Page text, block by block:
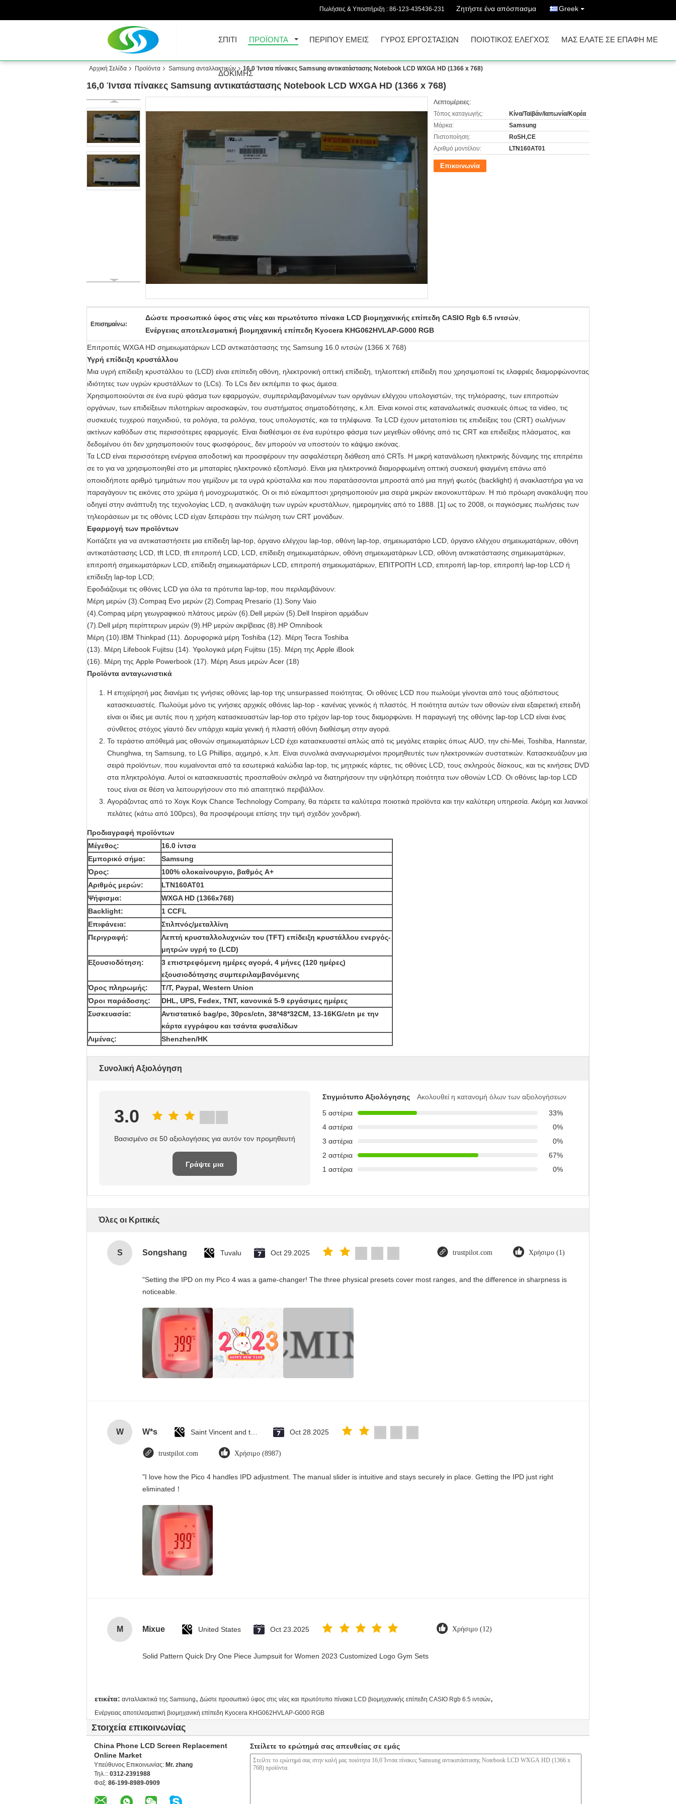
Πωλήσεις & Υποστήριξη : 86-123-435436-231 Ζητήστε ένα απόσπασμα Greek
ΣΠΊΤΙ ΠΡΟΪΌΝΤΑ ΠΕΡΊΠΟΥ ΕΜΕΊΣ ΓΎΡΟΣ ΕΡΓΟΣΤΑΣΊΩΝ ΠΟΙΟΤΙΚΌΣ ΈΛΕΓΧΟΣ ΜΑΣ ΕΛΆΤΕ ΣΕ ΕΠΑΦΉ ΜΕ
ΔΟΚΙΜΉΣ
Αρχική Σελίδα Προϊόντα Samsung ανταλλακτικών 16,0 Ίντσα πίνακες Samsung αντικατάστασης Notebook LCD WXGA HD (1366 x 768)
16,0 Ίντσα πίνακες Samsung αντικατάστασης Notebook LCD WXGA HD (1366 x 768)
Λεπτομέρειες:
Τόπος καταγωγής:
Κίνα/Ταϊβάν/Ιαπωνία/Κορέα
Μάρκα:
Samsung
Πιστοποίηση:
RoSH,CE
Αριθμό μοντέλου:
LTN160AT01
Επικοινωνία
Επισημαίνω:
Δώστε προσωπικό ύφος στις νέες και πρωτότυπο πίνακα LCD βιομηχανικής επίπεδη CASIO Rgb 6.5 ιντσών,
Ενέργειας αποτελεσματική βιομηχανική επίπεδη Kyocera KHG062HVLAP-G000 RGB
Επιτροπές WXGA HD σημειωματάριων LCD αντικατάστασης της Samsung 16.0 ιντσών (1366 X 768)
Υγρή επίδειξη κρυστάλλου
Μια υγρή επίδειξη κρυστάλλου το (LCD) είναι επίπεδη οθόνη, ηλεκτρονική οπτική επίδειξη, τηλεοπτική επίδειξη που χρησιμοποιεί τις ελαφριές διαμορφώνοντας
ιδιότητες των υγρών κρυστάλλων το (LCs). Το LCs δεν εκπέμπει το φως άμεσα.
Χρησιμοποιούνται σε ένα ευρύ φάσμα των εφαρμογών, συμπεριλαμβανομένων των οργάνων ελέγχου υπολογιστών, της τηλεόρασης, των επιτροπών
οργάνων, των επιδείξεων πιλοτηρίων αεροσκαφών, του συστήματος σηματοδότησης, κ.λπ. Είναι κοινοί στις καταναλωτικές συσκευές όπως τα video, τις
συσκευές τυχερού παιχνιδιού, τα ρολόγια, τα ρολόγια, τους υπολογιστές, και τα τηλέφωνα. Τα LCD έχουν μετατοπίσει τις επιδείξεις του (CRT) σωλήνων
ακτίνων καθόδων στις περισσότερες εφαρμογές. Είναι διαθέσιμοι σε ένα ευρύτερο φάσμα των μεγεθών οθόνης από τις CRT και επιδείξεις πλάσματος, και
δεδομένου ότι δεν χρησιμοποιούν τους φωσφόρους, δεν μπορούν να υποστούν το κάψιμο εικόνας.
Τα LCD είναι περισσότερη ενέργεια αποδοτική και προσφέρουν την ασφαλέστερη διάθεση από CRTs. Η μικρή κατανάλωση ηλεκτρικής δύναμης της επιτρέπει
σε το για να χρησιμοποιηθεί στο με μπαταρίες ηλεκτρονικό εξοπλισμό. Είναι μια ηλεκτρονικά διαμορφωμένη οπτική συσκευή φιαγμένη επάνω από
οποιοδήποτε αριθμό τμημάτων που γεμίζουν με τα υγρά κρύσταλλα και που παρατάσσονται μπροστά από μια πηγή φωτός (backlight) ή ανακλαστήρα για να
παραγάγουν τις εικόνες στο χρώμα ή μονοχρωματικός. Οι οι πιό εύκαμπτοσι χρησιμοποιούν μια σειρά μικρών εικονοκυττάρων. Η πιό πρόωρη ανακάλυψη που
οδηγεί στην ανάπτυξη της τεχνολογίας LCD, η ανακάλυψη των υγρών κρυστάλλων, ημερομηνίες από το 1888. [1] ως το 2008, οι παγκόσμιες πωλήσεις των
τηλεοράσεων με τις οθόνες LCD είχαν ξεπεράσει την πώληση των CRT μονάδων.
Εφαρμογή των προϊόντων
Κοιτάζετε για να αντικαταστήσετε μια επίδειξη lap-top, όργανο ελέγχου lap-top, οθόνη lap-top, σημειωματάριο LCD, όργανο ελέγχου σημειωματάριων, οθόνη
αντικατάστασης LCD, tft LCD, tft επιτροπή LCD, LCD, επίδειξη σημειωματάριων, οθόνη σημειωματάριων LCD, οθόνη αντικατάστασης σημειωματάριων,
επιτροπή σημειωματάριων LCD, επίδειξη σημειωματάριων LCD, επιτροπή σημειωματάριων, ΕΠΙΤΡΟΠΉ LCD, επιτροπή lap-top, επιτροπή lap-top LCD ή
επίδειξη lap-top LCD;
Εφοδιάζουμε τις οθόνες LCD για όλα τα πρότυπα lap-top, που περιλαμβάνουν:
Μέρη μερών (3).Compaq Evo μερών (2).Compaq Presario (1).Sony Vaio
(4).Compaq μέρη γεωγραφικού πλάτους μερών (6).Dell μερών (5).Dell Inspiron αρμάδων
(7).Dell μέρη περίπτερων μερών (9).HP μερών ακρίβειας (8).HP Omnibook
Μέρη (10).IBM Thinkpad (11). Δορυφορικά μέρη Toshiba (12). Μέρη Tecra Toshiba
(13). Μέρη Lifebook Fujitsu (14). Υφολογικά μέρη Fujitsu (15). Μέρη της Apple iBook
(16). Μέρη της Apple Powerbook (17). Μέρη Asus μερών Acer (18)
Προϊόντα ανταγωνιστικά
Η επιχείρησή μας διανέμει τις γνήσιες οθόνες lap-top της unsurpassed ποιότητας. Οι οθόνες LCD που πωλούμε γίνονται από τους αξιόπιστους
κατασκευαστές. Πωλούμε μόνο τις γνήσιες αρχικές οθόνες lap-top - κανένας γενικός ή πλαστός. Η ποιότητα αυτών των οθονών είναι εξαιρετική επειδή
είναι οι ίδιες με αυτές που η χρήση κατασκευαστών lap-top στο τρέχον lap-top τους διαμορφώνει. Η παραγωγή της οθόνης lap-top LCD είναι ένας
σύνθετος στόχος γίαυτό δεν υπάρχει καμία γενική ή πλαστή οθόνη διαθέσιμη στην αγορά.
Το τεράστιο απόθεμά μας οθονών σημειωματάριων LCD έχει κατασκευαστεί απλώς από τις μεγάλες εταιρίες όπως AUO, την chi-Mei, Toshiba, Hannstar,
Chunghwa, τη Samsung, το LG Phillips, αιχμηρό, κ.λπ. Είναι συνολικά αναγνωρισμένοι προμηθευτές των ηλεκτρονικών συστατικών. Κατασκευάζουν μια
σειρά προϊόντων, που κυμαίνονται από τα εσωτερικά καλώδια lap-top, τις μητρικές κάρτες, τις οθόνες LCD, τους σκληρούς δίσκους, και τις κινήσεις DVD
στα πληκτρολόγια. Αυτοί οι κατασκευαστές προσπαθούν σκληρά να διατηρήσουν την υψηλότερη ποιότητα των οθονών LCD. Οι οθόνες lap-top LCD
τους είναι σε θέση να λειτουργήσουν στο πιό απαιτητικό περιβάλλον.
Αγοράζοντας από το Χογκ Κογκ Chance Technology Company, θα πάρετε τα καλύτερα ποιοτικά προϊόντα και την καλύτερη υπηρεσία. Ακόμη και λιανικοί
πελάτες (κάτω από 100pcs), θα προσφέρουμε επίσης την τιμή σχεδόν χονδρική.
Προδιαγραφή προϊόντων
Μέγεθος:
16.0 ίντσα
Εμπορικό σήμα:
Samsung
Όρος:
100% ολοκαίνουργιο, βαθμός A+
Αριθμός μερών:
LTN160AT01
Ψήφισμα:
WXGA HD (1366x768)
Backlight:
1 CCFL
Επιφάνεια:
Στιλπνός/μεταλλίνη
Περιγραφή:
Λεπτή κρυσταλλολυχνιών του (TFT) επίδειξη κρυστάλλου ενεργός-
μητρών υγρή το (LCD)
Εξουσιοδότηση:
3 επιστρεφόμενη ημέρες αγορά, 4 μήνες (120 ημέρες)
εξουσιοδότησης συμπεριλαμβανόμενης
Όρος πληρωμής:
T/T, Paypal, Western Union
Όροι παράδοσης:
DHL, UPS, Fedex, TNT, κανονικά 5-9 εργάσιμες ημέρες
Συσκευασία:
Αντιστατικό bag/pc, 30pcs/ctn, 38*48*32CM, 13-16KG/ctn με την
κάρτα εγγράφου και τσάντα φυσαλίδων
Λιμένας:
Shenzhen/HK
Συνολική Αξιολόγηση
3.0
Βασισμένο σε 50 αξιολογήσεις για αυτόν τον προμηθευτή
Γράψτε μια
Στιγμιότυπο Αξιολόγησης
Ακολουθεί η κατανομή όλων των αξιολογήσεων
5 αστέρια
33%
4 αστέρια
0%
3 αστέρια
0%
2 αστέρια
67%
1 αστέρια
0%
Όλες οι Κριτικές
S Songshang Tuvalu Oct 29.2025 trustpilot.com Χρήσιμο (1)
"Setting the IPD on my Pico 4 was a game-changer! The three physical presets cover most ranges, and the difference in sharpness is
noticeable.
W W*s Oct 28.2025
trustpilot.com Χρήσιμο (8987)
"I love how the Pico 4 handles IPD adjustment. The manual slider is intuitive and stays securely in place. Getting the IPD just right
eliminated！
M Mixue United States Oct 23.2025 Χρήσιμο (12)
Solid Pattern Quick Dry One Piece Jumpsuit for Women 2023 Customized Logo Gym Sets
ετικέτα: ανταλλακτικά της Samsung, Δώστε προσωπικό ύφος στις νέες και πρωτότυπο πίνακα LCD βιομηχανικής επίπεδη CASIO Rgb 6.5 ιντσών,
Ενέργειας αποτελεσματική βιομηχανική επίπεδη Kyocera KHG062HVLAP-G000 RGB
Στοιχεία επικοινωνίας
China Phone LCD Screen Replacement
Online Market
Υπεύθυνος Επικοινωνίας: Mr. zhang
Τηλ.:: 0312-2391988
Φαξ: 86-199-8989-0909
Στείλετε το ερώτημά σας απευθείας σε εμάς